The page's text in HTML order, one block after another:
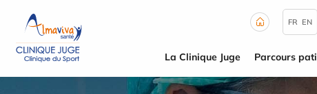
FR EN
La Clinique Juge Parcours